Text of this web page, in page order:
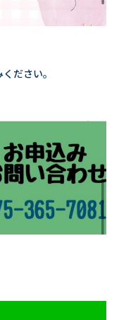
ださい。